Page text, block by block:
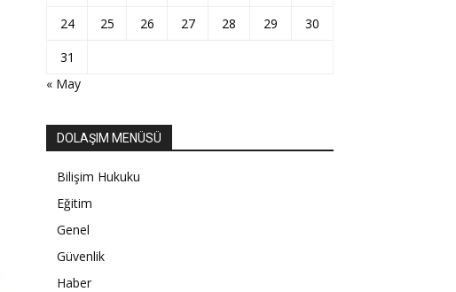
24
25 26 27 28 29
30
31
« May
DOLAŞIM MENÜSÜ
Bilişim Hukuku
Eğitim
Genel
Güvenlik
Haber